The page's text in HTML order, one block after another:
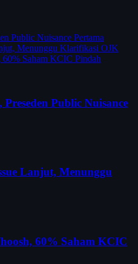
Public Nuisance Pertama
Menunggu Klarifikasi OJK
Saham KCIC Pindah
Public Nuisance
Lanjut, Menunggu
60% Saham KCIC